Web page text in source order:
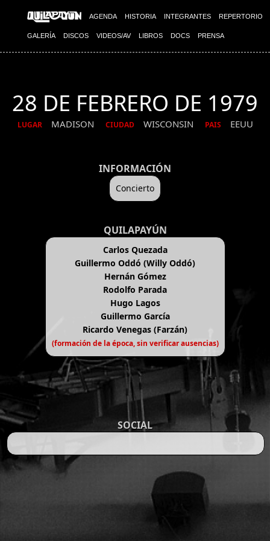
AGENDA HISTORIA INTEGRANTES REPERTORIO
GALERÍA DISCOS VIDEOS/AV LIBROS DOCS PRENSA
28 DE FEBRERO DE 1979
LUGAR MADISON CIUDAD WISCONSIN PAIS EEUU
INFORMACIÓN
Concierto
QUILAPAYÚN
Carlos Quezada
Guillermo Oddó (Willy Oddó)
Hernán Gómez
Rodolfo Parada
Hugo Lagos
Guillermo García
Ricardo Venegas (Farzán)
(formación de la época, sin verificar ausencias)
SOCIAL